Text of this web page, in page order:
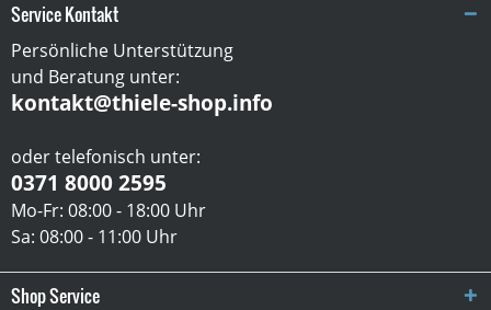
Service Kontakt
Persönliche Unterstützung
und Beratung unter:
kontakt@thiele-shop.info
oder telefonisch unter:
0371 8000 2595
Mo-Fr: 08:00 - 18:00 Uhr
Sa: 08:00 - 11:00 Uhr
Shop Service